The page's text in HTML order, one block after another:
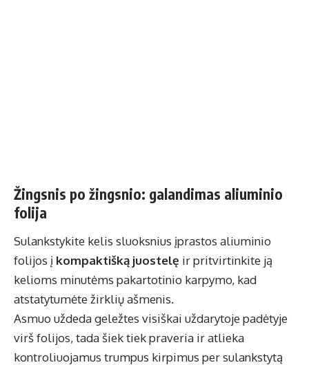
Žingsnis po žingsnio: galandimas aliuminio
folija
Sulankstykite kelis sluoksnius įprastos aliuminio
folijos į kompaktišką juostelę ir pritvirtinkite ją
kelioms minutėms pakartotinio karpymo, kad
atstatytumėte žirklių ašmenis.
Asmuo uždeda geležtes visiškai uždarytoje padėtyje
virš folijos, tada šiek tiek praveria ir atlieka
kontroliuojamus trumpus kirpimus per sulankstytą